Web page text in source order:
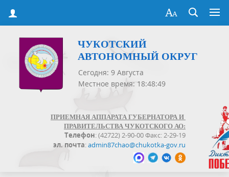
ЧУКОТСКИЙ
АВТОНОМНЫЙ ОКРУГ
Сегодня: 9 Августа
Местное время: 18:48:49
ПРИЕМНАЯ АППАРАТА ГУБЕРНАТОРА И
ПРАВИТЕЛЬСТВА ЧУКОТСКОГО АО:
Телефон: (42722) 2-90-00 Факс: 2-29-19
эл. почта:admin87chao@chukotka-gov.ru